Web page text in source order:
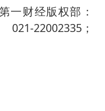
一财经版权部：
22002335；